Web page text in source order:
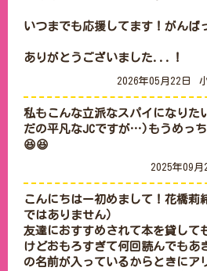
いつまでも応援してます！がんば
ありがとうございました...！
2026年05月22日
私もこんな立派なスパイになり
だの平凡なJCですが…)もうめっ
😆😆
2025年09月
こんにちはー初めまして！花橋莉
ではありません）
友達におすすめされて本を貸して
けどおもろすぎて何回読んでもあ
の名前が入っているからときにア